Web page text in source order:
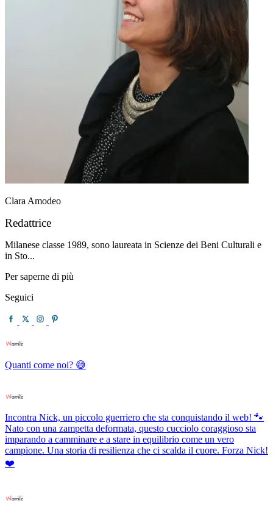
Clara Amodeo
Redattrice
Milanese classe 1989, sono laureata in Scienze dei Beni Culturali e
in Sto...
Per saperne di più
Seguici
Quanti come noi? 😅
Incontra Nick, un piccolo guerriero che sta conquistando il web! 🐾
Nato con una zampetta deformata, questo cucciolo coraggioso sta
imparando a camminare e a stare in equilibrio come un vero
campione. Una storia di resilienza che ci scalda il cuore. Forza Nick!
❤️